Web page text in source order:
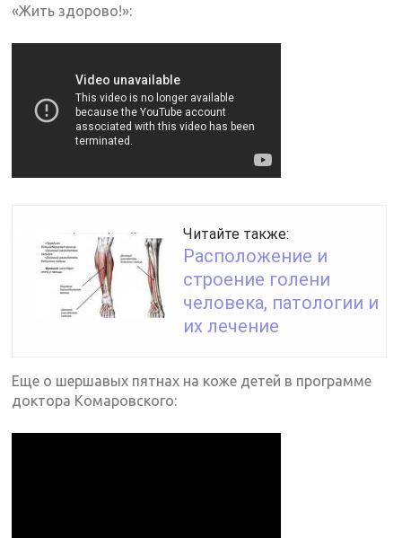
«Жить здорово!»:
Читайте также:
Расположение и
строение голени
человека, патологии и
их лечение
Еще о шершавых пятнах на коже детей в программе
доктора Комаровского: